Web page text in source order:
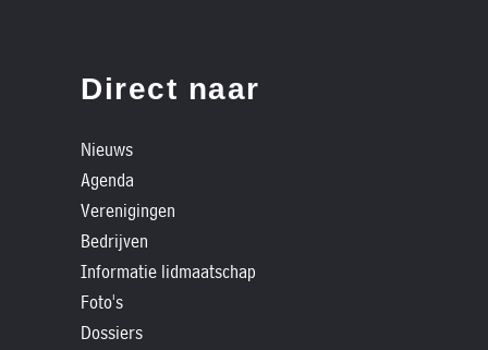
Direct naar
Nieuws
Agenda
Verenigingen
Bedrijven
Informatie lidmaatschap
Foto's
Dossiers
Foto's
Historische
verhalen
Dossiers
Contact